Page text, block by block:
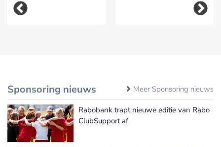
Sponsoring nieuws Meer Sponsoring nieuws
Rabobank trapt nieuwe editie van Rabo
ClubSupport af